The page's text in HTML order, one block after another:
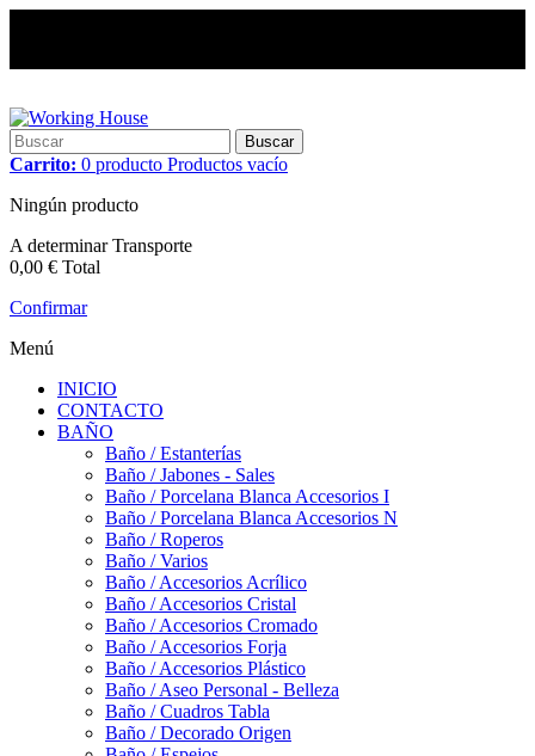
Buscar
Carrito: 0 producto Productos vacío
Ningún producto
A determinarTransporte
0,00 € Total
Confirmar
Menú
INICIO
CONTACTO
BAÑO
Baño / Estanterías
Baño / Jabones - Sales
Baño / Porcelana Blanca Accesorios I
Baño / Porcelana Blanca Accesorios N
Baño / Roperos
Baño / Varios
Baño / Accesorios Acrílico
Baño / Accesorios Cristal
Baño / Accesorios Cromado
Baño / Accesorios Forja
Baño / Accesorios Plástico
Baño / Aseo Personal - Belleza
Baño / Cuadros Tabla
Baño / Decorado Origen